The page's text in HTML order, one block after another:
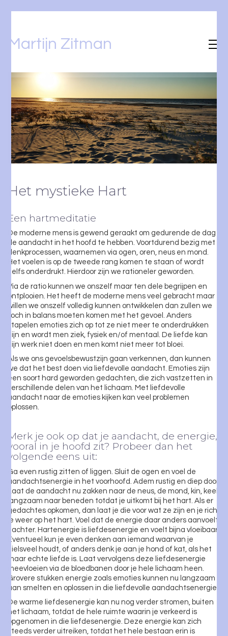
Martijn Zitman
Het mystieke Hart
Een hartmeditatie
De moderne mens is gewend geraakt om gedurende de dag
de aandacht in het hoofd te hebben. Voortdurend bezig met
denkprocessen, waarnemen via ogen, oren, neus en mond.
Het voelen is op de tweede rang komen te staan of wordt
zelfs onderdrukt. Hierdoor zijn we rationeler geworden.
Via de ratio kunnen we onszelf maar ten dele begrijpen en
ontplooien. Het heeft de moderne mens veel gebracht maar
willen we onszelf volledig kunnen ontwikkelen dan zullen we
toch in balans moeten komen met het gevoel. Anders
stapelen emoties zich op tot ze niet meer te onderdrukken
zijn en wordt men ziek, fysiek en/of mentaal. De liefde kan
zijn werk niet doen en men komt niet meer tot bloei.
Als we ons gevoelsbewustzijn gaan verkennen, dan kunnen
we dat het best doen via liefdevolle aandacht. Emoties zijn
een soort hard geworden gedachten, die zich vastzetten in
verschillende delen van het lichaam. Met liefdevolle
aandacht naar de emoties kijken kan veel problemen
oplossen.
Merk je ook op dat je aandacht, de energie,
vooral in je hoofd zit? Probeer dan het
volgende eens uit:
Ga even rustig zitten of liggen. Sluit de ogen en voel de
aandachtsenergie in het voorhoofd. Adem rustig en diep door.
Laat de aandacht nu zakken naar de neus, de mond, kin, keel,
langzaam naar beneden totdat je uitkomt bij het hart. Als er
gedachtes opkomen, dan laat je die voor wat ze zijn en je richt
je weer op het hart. Voel dat de energie daar anders aanvoelt,
zachter. Hartenergie is liefdesenergie en voelt bijna vloeibaar.
Eventueel kun je even denken aan iemand waarvan je
zielsveel houdt, of anders denk je aan je hond of kat, als het
maar echte liefde is. Laat vervolgens deze liefdesenergie
meevloeien via de bloedbanen door je hele lichaam heen.
Grovere stukken energie zoals emoties kunnen nu langzaam
aan smelten en oplossen in die liefdevolle aandachtsenergie.
De warme liefdesenergie kan nu nog verder stromen, buiten
het lichaam, totdat de hele ruimte waarin je verkeerd is
opgenomen in die liefdesenergie. Deze energie kan zich
steeds verder uitreiken, totdat het hele bestaan erin is